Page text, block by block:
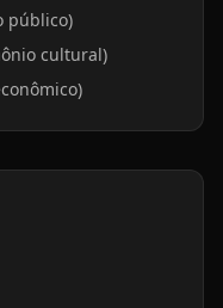
público)
cultural)